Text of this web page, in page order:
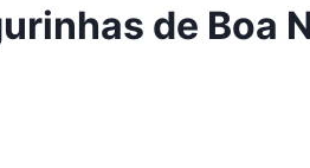
de Boa